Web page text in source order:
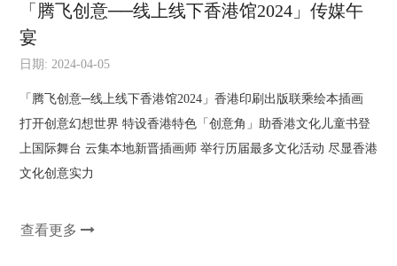
「腾飞创意──线上线下香港馆2024」传媒午
宴
日期: 2024-04-05
「腾飞创意─线上线下香港馆2024」香港印刷出版联乘绘本插画
打开创意幻想世界 特设香港特色「创意角」助香港文化儿童书登
上国际舞台 云集本地新晋插画师 举行历届最多文化活动 尽显香港
文化创意实力
查看更多